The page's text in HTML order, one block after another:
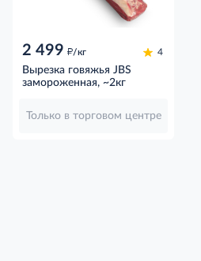
2 499 д/кг 4
Вырезка говяжья JBS
замороженная, ~2кг
Только в торговом центре